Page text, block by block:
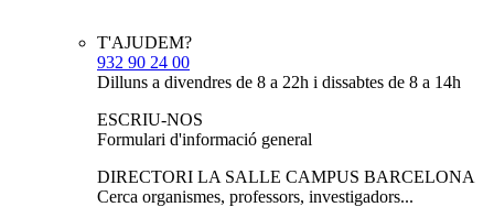
T'AJUDEM?
932 90 24 00
Dilluns a divendres de 8 a 22h i dissabtes de 8 a 14h
ESCRIU-NOS
Formulari d'informació general
DIRECTORI LA SALLE CAMPUS BARCELONA
Cerca organismes, professors, investigadors...